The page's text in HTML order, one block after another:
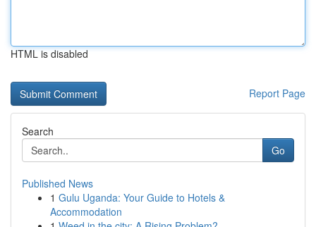
HTML is disabled
Report Page
Search
Go
Published News
1 Gulu Uganda: Your Guide to Hotels &
Accommodation